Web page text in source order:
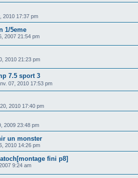
2010 17:37 pm
1/5eme
2007 21:54 pm
2010 21:23 pm
7.5 sport 3
07, 2010 17:53 pm
2010 17:40 pm
2009 23:48 pm
un monster
2010 14:26 pm
fini p8]
9:24 am